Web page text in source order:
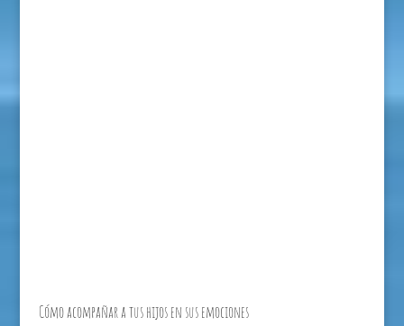
Cómo acompañar a tus hijos en sus emociones